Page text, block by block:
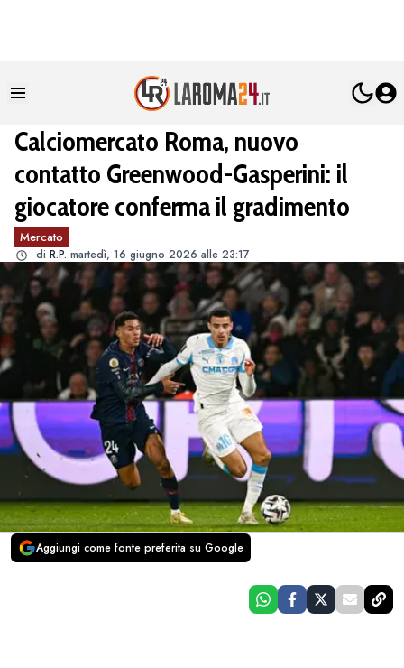
Calciomercato Roma, nuovo
contatto Greenwood-Gasperini: il
giocatore conferma il gradimento
Mercato
di R.P. martedì, 16 giugno 2026 alle 23:17
Aggiungi come fonte preferita su Google